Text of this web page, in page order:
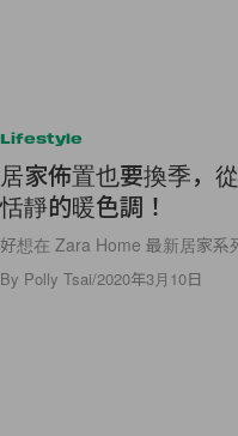
Lifestyle
居家佈置也要換季，
恬靜的暖色調！
好想在 Zara Home 最新居家系
By Polly Tsai/2020年3月10日